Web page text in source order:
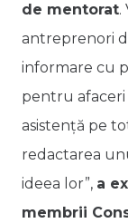
de mentorat.
antreprenori
informare cu
pentru
asistență pe
redactarea
ideea lor”, a
membrii